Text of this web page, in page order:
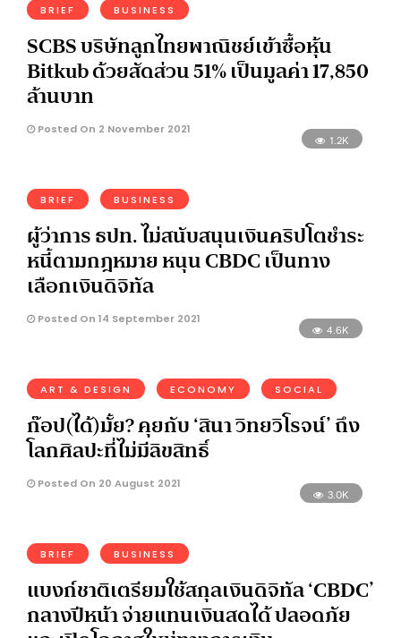
BRIEF BUSINESS
SCBS บริษัทลูกไทยพาณิชย์เข้าซื้อหุ้น
Bitkub ด้วยสัดส่วน 51% เป็นมูลค่า 17,850
ล้านบาท
Posted On 2 November 2021
1.2K
BRIEF BUSINESS
ผู้ว่าการ ธปท. ไม่สนับสนุนเงินคริปโตชำระ
หนี้ตามกฎหมาย หนุน CBDC เป็นทาง
เลือกเงินดิจิทัล
Posted On 14 September 2021
4.6K
ART & DESIGN ECONOMY SOCIAL
ก๊อป(ได้)มั้ย? คุยกับ ‘สินา วิทยวิโรจน์’ ถึง
โลกศิลปะที่ไม่มีลิขสิทธิ์
Posted On 20 August 2021
3.0K
BRIEF BUSINESS
แบงก์ชาติเตรียมใช้สกุลเงินดิจิทัล ‘CBDC’
กลางปีหน้า จ่ายแทนเงินสดได้ ปลอดภัย